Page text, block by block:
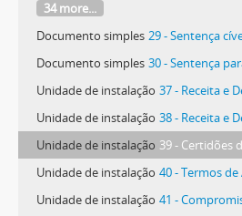
34 more...
Documento simples 29 - Sentença cível para execução passada a requerimento dos
Documento simples 30 - Sentença para o açougue dos clérigos ser livre do
Unidade de instalação 37 - Receita e
Unidade de instalação 38 - Receita e
Unidade de instalação 39 - Certidões das Missas da Capela
Unidade de instalação 40 - Termos
Unidade de instalação 41 - Compromisso